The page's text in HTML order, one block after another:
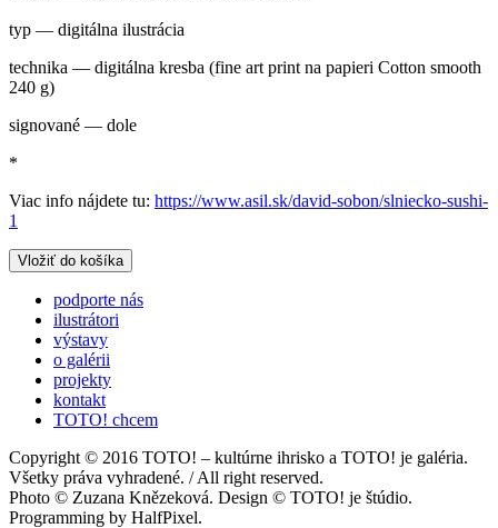
typ — digitálna ilustrácia
technika — digitálna kresba (fine art print na papieri Cotton smooth
240 g)
signované — dole
*
Viac info nájdete tu: https://www.asil.sk/david-sobon/slniecko-sushi-
1
podporte nás
ilustrátori
výstavy
o galérii
projekty
kontakt
TOTO! chcem
Copyright © 2016 TOTO! – kultúrne ihrisko a TOTO! je galéria.
Všetky práva vyhradené. / All right reserved.
Photo © Zuzana Knězeková. Design © TOTO! je štúdio.
Programming by HalfPixel.